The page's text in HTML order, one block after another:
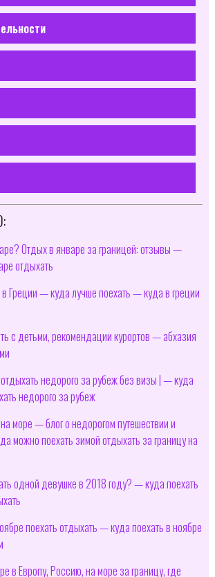
Отдых в январе за границей: отзывы —
отдыхать
Греции — куда лучше поехать — куда в греции
с детьми, рекомендации курортов — абхазия
недорого за рубеж без визы | — куда
недорого за рубеж
море — блог о недорогом путешествии и
можно поехать зимой отдыхать за границу на
одной девушке в 2018 году? — куда поехать
поехать отдыхать — куда поехать в ноябре
в Европу, Россию, на море за границу, где